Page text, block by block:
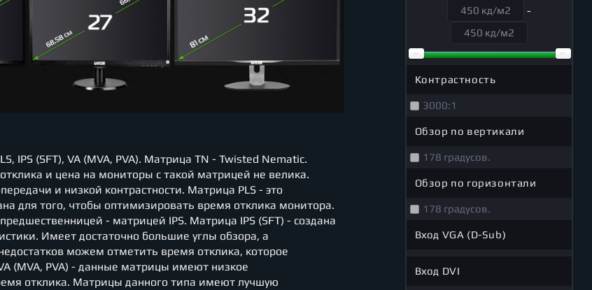
IPS (SFT), VA (MVA, PVA). Матрица TN - Twisted Nematic.
и цена на мониторы с такой матрицей не велика.
и низкой контрастности. Матрица PLS - это
для того, чтобы оптимизировать время отклика монитора.
- матрицей IPS. Матрица IPS (SFT) - создана
Имеет достаточно большие углы обзора, а
можем отметить время отклика, которое
(MVA, PVA) - данные матрицы имеют низкое
отклика. Матрицы данного типа имеют лучшую
-
Контрастность
3000:1
Обзор по вертикали
178 градусов.
Обзор по горизонтали
178 градусов.
Вход VGA (D-Sub)
Вход DVI